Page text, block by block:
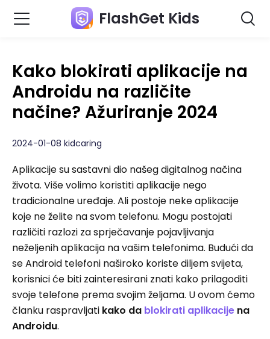
FlashGet Kids
Kako blokirati aplikacije na
Androidu na različite
načine? Ažuriranje 2024
2024-01-08 kidcaring
Aplikacije su sastavni dio našeg digitalnog načina
života. Više volimo koristiti aplikacije nego
tradicionalne uređaje. Ali postoje neke aplikacije
koje ne želite na svom telefonu. Mogu postojati
različiti razlozi za sprječavanje pojavljivanja
neželjenih aplikacija na vašim telefonima. Budući da
se Android telefoni naširoko koriste diljem svijeta,
korisnici će biti zainteresirani znati kako prilagoditi
svoje telefone prema svojim željama. U ovom ćemo
članku raspravljati kako da blokirati aplikacije na
Androidu.